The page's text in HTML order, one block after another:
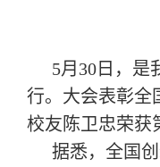
5月30日，是
行。大会表彰全
校友陈卫忠荣获
据悉，全国